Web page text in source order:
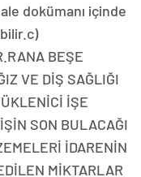
dokümanı içinde
BEŞE
VE DİŞ SAĞLIĞI
İŞE
SON BULACAĞI
İDARENİN
MİKTARLAR